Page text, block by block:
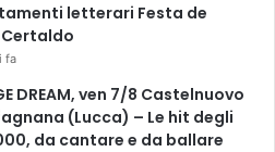
letterari Festa de
Certaldo
fa
DREAM, ven 7/8 Castelnuovo
(Lucca) – Le hit degli
da cantare e da ballare